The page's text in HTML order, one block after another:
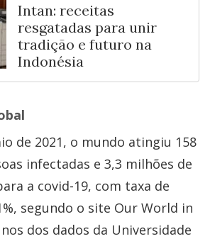
Intan: receitas
resgatadas para unir
tradição e futuro na
Indonésia
de 2021, o mundo atingiu 158
infectadas e 3,3 milhões de
a covid-19, com taxa de
segundo o site Our World in
dos dados da Universidade